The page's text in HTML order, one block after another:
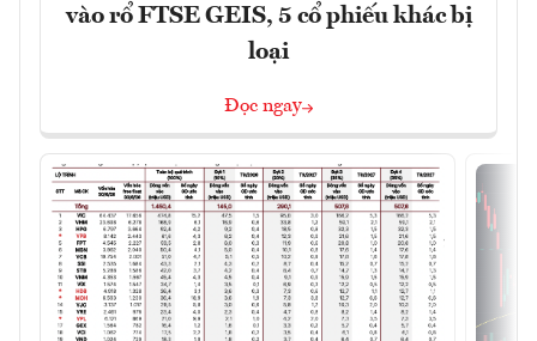
vào rổ FTSE GEIS, 5 cổ phiếu khác bị
loại
Đọc ngay